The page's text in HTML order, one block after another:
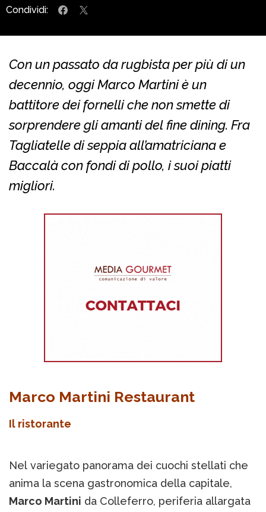
Condividi:
Con un passato da rugbista per più di un
decennio, oggi Marco Martini è un
battitore dei fornelli che non smette di
sorprendere gli amanti del fine dining. Fra
Tagliatelle di seppia all’amatriciana e
Baccalà con fondi di pollo, i suoi piatti
migliori.
Marco Martini Restaurant
Il ristorante
Nel variegato panorama dei cuochi stellati che
anima la scena gastronomica della capitale,
Marco Martini da Colleferro, periferia allargata